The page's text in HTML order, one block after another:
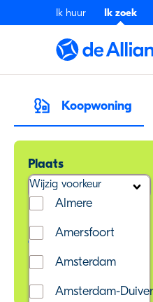
Ik huur Ik zoek
Koopwoning
Plaats
Wijzig voorkeur
Wijzig voorkeur
Almere
Amersfoort
Amsterdam
Amsterdam-
Meer filters